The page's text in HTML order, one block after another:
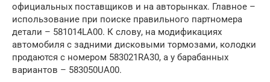
официальных поставщиков и на авторынках. Главное –
использование при поиске правильного партномера
детали – 581014LA00. К слову, на модификациях
автомобиля с задними дисковыми тормозами, колодки
продаются с номером 583021RA30, а у барабанных
вариантов – 583050UA00.